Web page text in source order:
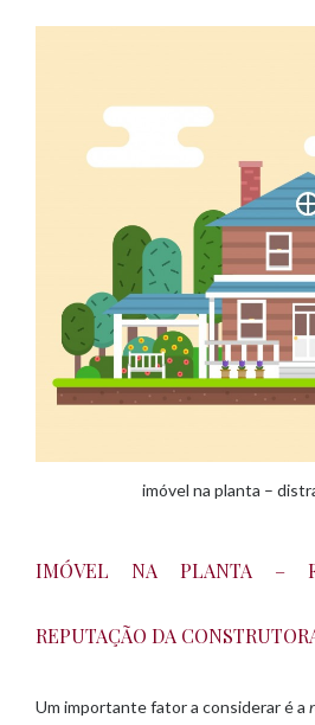
imóvel na planta –
IMÓVEL NA PLANTA –
REPUTAÇÃO DA
Um importante fator a considerar é a